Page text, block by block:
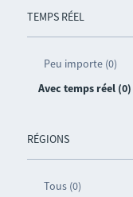
TEMPS RÉEL
Peu importe (0)
Avec temps réel (0)
RÉGIONS
Tous (0)